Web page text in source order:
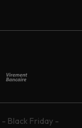
- Black Friday -